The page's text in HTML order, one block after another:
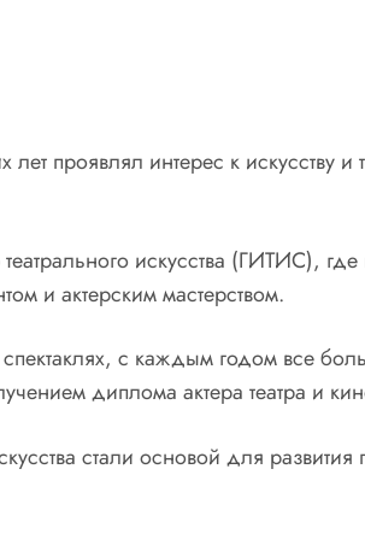
проявлял интерес к искусству и
искусства (ГИТИС),
и актерским мастерством.
с каждым годом все
диплома актера театра и
стали основой для